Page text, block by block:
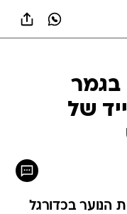
בגמר
של
הנוער בכדורגל